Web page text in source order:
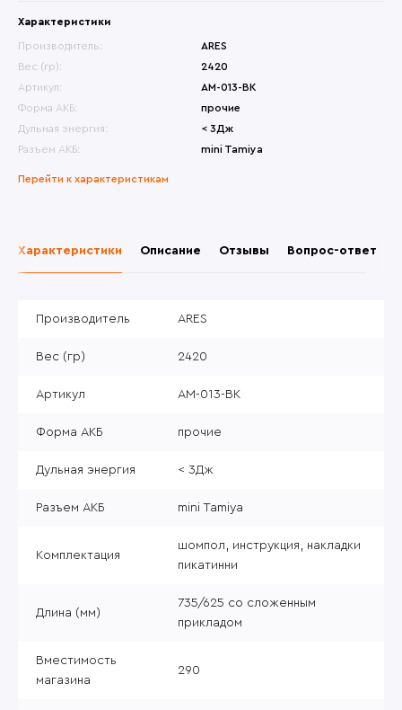
Характеристики
Производитель:
ARES
Вес (гр):
2420
Артикул:
AM-013-BK
Форма АКБ:
прочие
Дульная энергия:
< 3Дж
Разъем АКБ:
mini Tamiya
Перейти к характеристикам
Характеристики Описание Отзывы Вопрос-ответ
Производитель ARES
Вес (гр) 2420
Артикул AM-013-BK
Форма АКБ прочие
Дульная энергия < 3Дж
Разъем АКБ mini Tamiya
Комплектация
шомпол, инструкция, накладки
пикатинни
Длина (мм)
735/625 со сложенным
прикладом
Вместимость
магазина
290